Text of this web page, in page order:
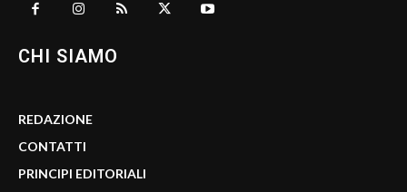
CHI SIAMO
REDAZIONE
CONTATTI
PRINCIPI EDITORIALI